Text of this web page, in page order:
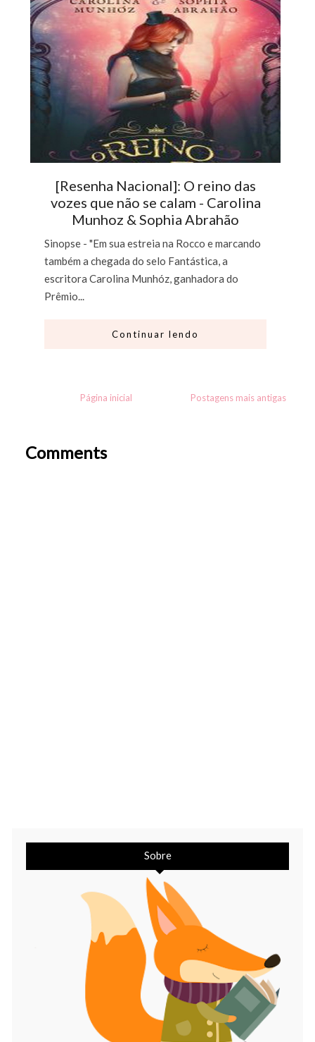
[Resenha Nacional]: O reino das
vozes que não se calam - Carolina
Munhoz & Sophia Abrahão
Sinopse - "Em sua estreia na Rocco e marcando
também a chegada do selo Fantástica, a
escritora Carolina Munhóz, ganhadora do
Prêmio...
Continuar lendo
Postagens mais antigas
Página inicial
Comments
Sobre